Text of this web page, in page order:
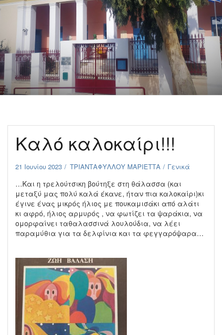
Καλό καλοκαίρι!!!
21 Ιουνίου 2023 ΤΡΙΑΝΤΑΦΥΛΛΟΥ ΜΑΡΙΕΤΤΑ Γενικά
…Και η τρελούτσικη βούτηξε στη θάλασσα (και
μεταξύ μας πολύ καλά έκανε, ήταν πια καλοκαίρι)κι
έγινε ένας μικρός ήλιος με πουκαμισάκι από αλάτι
κι αφρό, ήλιος αρμυρός , να φωτίζει τα ψαράκια, να
ομορφαίνει ταθαλασσινά λουλούδια, να λέει
παραμύθια για τα δελφίνια και τα φεγγαρόψαρα…